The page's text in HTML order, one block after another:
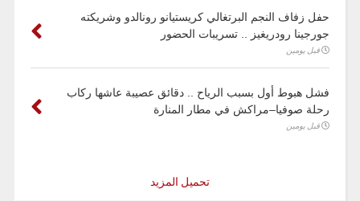
حفل زفاف النجم البرتغالي كريستيانو رونالدو وشريكته
جورجينا رودريغيز .. تسريبات الحضور
قبل يومين
فشل هبوط أول بسبب الرياح .. دقائق عصيبة عاشها ركاب
رحلة صوفيا–مراكش في مطار المنارة
قبل يومين
تحميل المزيد